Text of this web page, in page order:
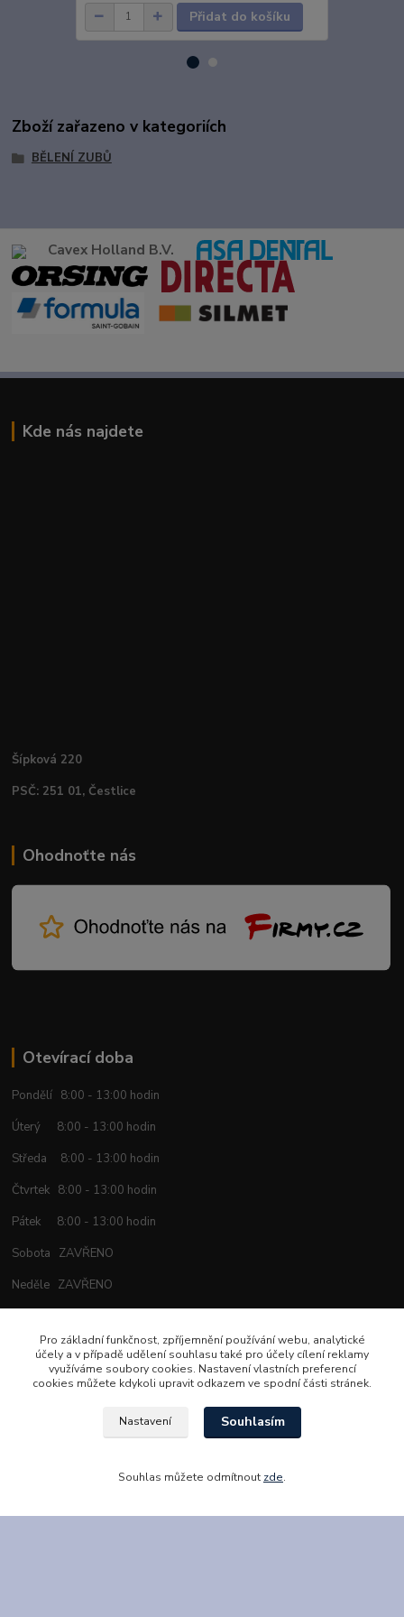
Přidat do košíku
Zboží zařazeno v kategoriích
BĚLENÍ ZUBŮ
Cavex Holland B.V.
Kde nás najdete
Šípková 220
PSČ: 251 01, Čestlice
Ohodnoťte nás
Otevírací doba
Pondělí 8:00 - 13:00 hodin
Úterý 8:00 - 13:00 hodin
Středa 8:00 - 13:00 hodin
Čtvrtek 8:00 - 13:00 hodin
Pátek 8:00 - 13:00 hodin
Sobota ZAVŘENO
Neděle ZAVŘENO
vyzvednout i mimo běžnou otevírací dobu.
+420 602 653 168
Pro základní funkčnost, zpříjemnění používání webu, analytické
účely a v případě udělení souhlasu také pro účely cílení reklamy
využíváme soubory cookies. Nastavení vlastních preferencí
cookies můžete kdykoli upravit odkazem ve spodní části stránek.
Nastavení Souhlasím
Souhlas můžete odmítnout zde.